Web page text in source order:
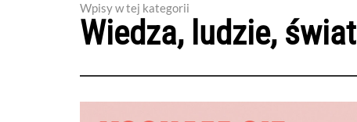
Wpisy w tej kategorii
Wiedza, ludzie, świat